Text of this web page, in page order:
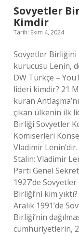
Sovyetler
Kimdir
Tarih: Ekim 4, 2024
Sovyetler Birliğini
kurucusu Lenin,
DW Türkçe –
lideri kimdir? 21
kuran
çıkan ülkenin ilk
Birliği Sovyetler
Komiserleri
Vladimir
Stalin; Vladimir
Parti Genel
1927’de
Birliği’ni kim
Aralık 1991’de
Birliği’nin
cumhuriyetlerin,